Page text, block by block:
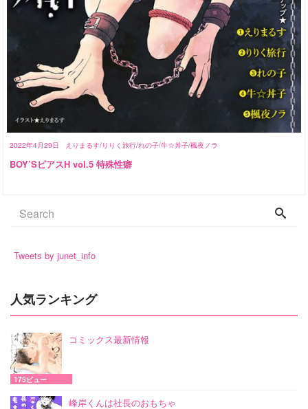
2022年4月29日 えりまるす/りりく旅行/れの子/牛☆丼子/楓夜ノラ
BOY’SピアスH vol.5 特殊性癖
Tweets by junet_info
人気ランキング
コミックス最新情報
175ビュー
峰岸くんは社長のおもちゃ